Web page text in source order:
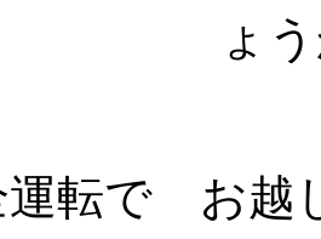
ょ
運転で お越